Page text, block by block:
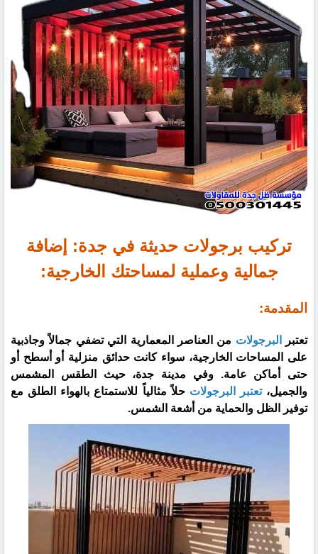
تركيب برجولات حديثة في جدة: إضافة
جمالية وعملية لمساحتك الخارجية:
المقدمة:
تعتبر البرجولات من العناصر المعمارية التي تضفي جمالاً وجاذبية
على المساحات الخارجية، سواء كانت حدائق منزلية أو أسطح أو
حتى أماكن عامة. وفي مدينة جدة، حيث الطقس المشمس
والجميل،تعتبر البرجولات حلاً مثالياً للاستمتاع بالهواء الطلق مع
توفير الظل والحماية من أشعة الشمس.